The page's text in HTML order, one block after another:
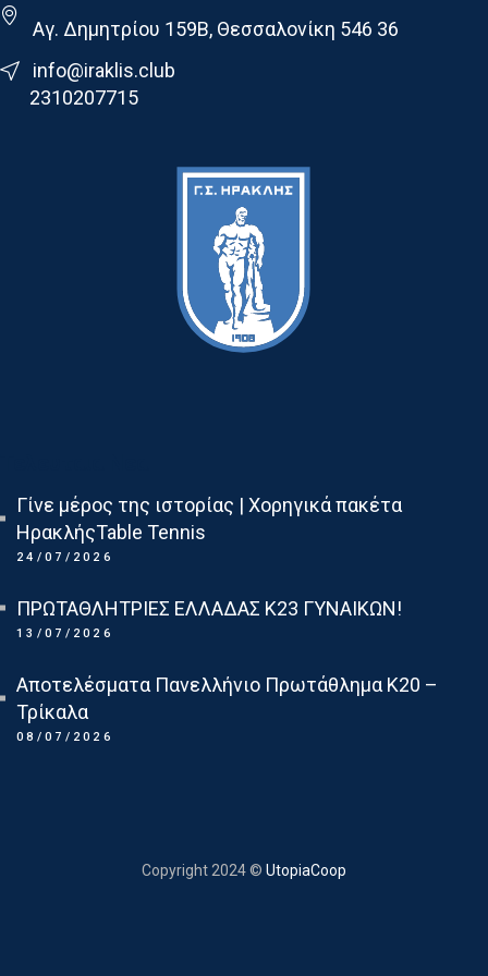
Αγ. Δημητρίου 159Β, Θεσσαλονίκη 546 36
info@iraklis.club
2310207715
Γίνε μέρος της ιστορίας | Χορηγικά πακέτα
ΗρακλήςTable Tennis
24/07/2026
ΠΡΩΤΑΘΛΗΤΡΙΕΣ ΕΛΛΑΔΑΣ Κ23 ΓΥΝΑΙΚΩΝ!
13/07/2026
Αποτελέσματα Πανελλήνιο Πρωτάθλημα Κ20 –
Τρίκαλα
08/07/2026
Copyright 2024 © UtopiaCoop